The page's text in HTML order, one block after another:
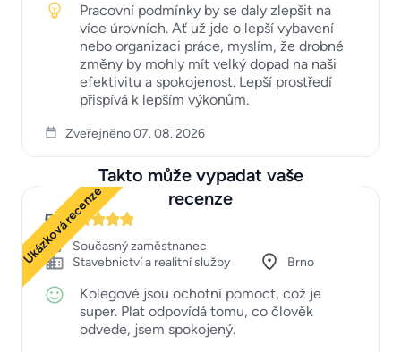
Pracovní podmínky by se daly zlepšit na
více úrovních. Ať už jde o lepší vybavení
nebo organizaci práce, myslím, že drobné
změny by mohly mít velký dopad na naši
efektivitu a spokojenost. Lepší prostředí
přispívá k lepším výkonům.
Zveřejněno 07. 08. 2026
Takto může vypadat vaše
recenze
Ukázková recenze
5
Současný zaměstnanec
Stavebnictví a realitní služby
Brno
Kolegové jsou ochotní pomoct, což je
super. Plat odpovídá tomu, co člověk
odvede, jsem spokojený.